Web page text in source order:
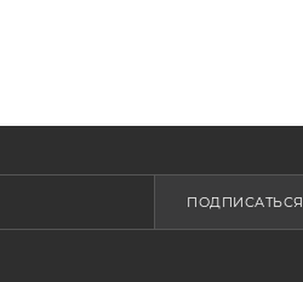
ПОДПИСАТЬСЯ